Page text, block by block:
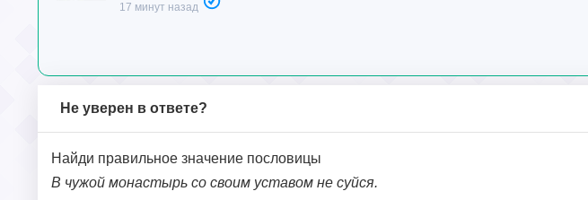
17 минут назад
Не уверен в ответе?
Найди правильное значение пословицы
В чужой монастырь со своим уставом не суйся.